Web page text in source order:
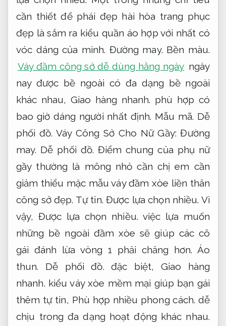
cần thiết để phái đẹp hài hòa trang phục
đẹp là sắm ra kiểu quần áo hợp với nhất có
vóc dáng của mình. Đường may. Bền màu.
Váy đầm công sở dễ dùng hằng ngày ngày
nay được bề ngoài có đa dạng bề ngoài
khác nhau,Giao hàng nhanh. phù hợp có
bao giờ dáng người nhất định. Mẫu mã. Dễ
phối đồ. Váy Công Sở Cho Nữ Gầy:Đường
may. Dễ phối đồ. Điểm chung của phụ nữ
gầy thường là mông nhỏ cần chị em cần
giảm thiểu mặc mẫu váy đầm xòe liền thân
công sở đẹp. Tự tin. Được lựa chọn nhiều. Vì
vậy,Được lựa chọn nhiều. việc lựa muốn
những bề ngoài đầm xòe sẽ giúp các cô
gái đánh lừa vòng 1 phải chăng hơn. Áo
thun.
Dễ phối đồ. đặc biệt, Giao hàng
nhanh. kiểu váy xòe mềm mại giúp bạn gái
thêm tự tin, Phù hợp nhiều phong cách. dễ
chịu trong đa dạng hoạt động khác nhau.